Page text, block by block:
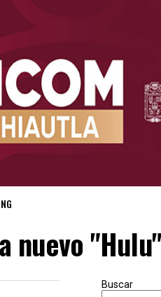
nuevo "Hulu"
Buscar